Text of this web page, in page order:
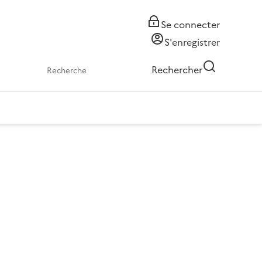
Se connecter
S'enregistrer
Rechercher